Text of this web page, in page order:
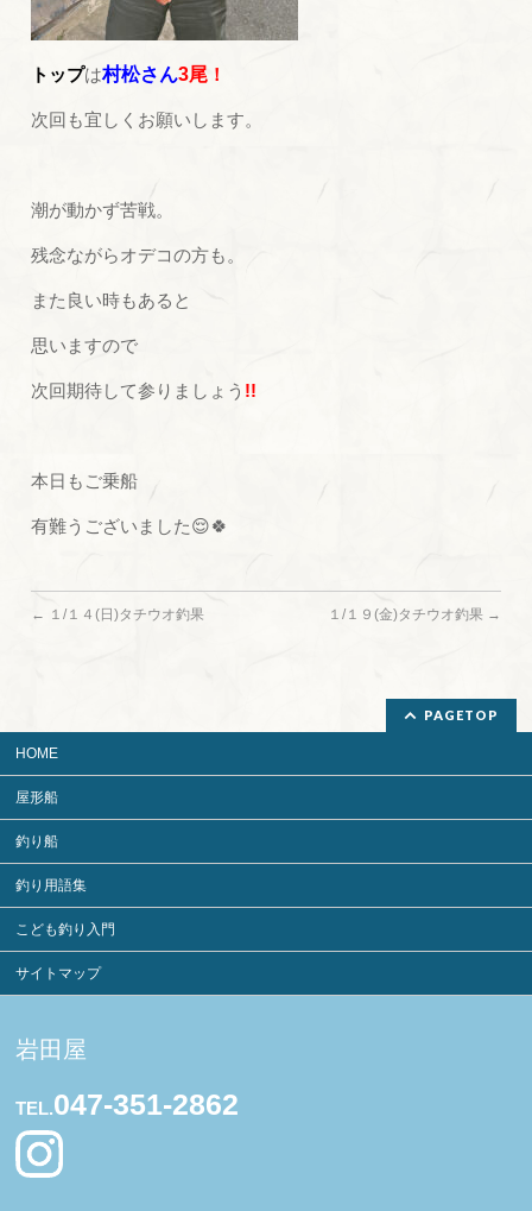
トップは村松さん3尾 ！
次回も宜しくお願いします。
潮が動かず苦戦。
残念ながらオデコの方も。
また良い時もあると
思いますので
次回期待して参りましょう !!
本日もご乗船
有難うございました😌🍀
← １/１４(日)タチウオ釣果 １/１９(金)タチウオ釣果 →
PAGETOP
HOME
屋形船
釣り船
釣り用語集
こども釣り入門
サイトマップ
岩田屋
TEL.047-351-2862